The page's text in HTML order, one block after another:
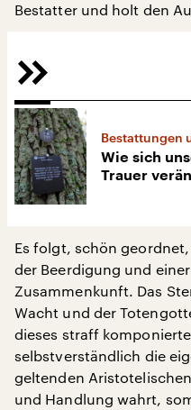
Bestatter und holt den
Bestattungen
Wie sich
Trauer
Es folgt, schön
der Beerdigung und
Zusammenkunft. Das
Wacht und der
dieses straff
selbstverständlich die
geltenden
und Handlung wahrt,